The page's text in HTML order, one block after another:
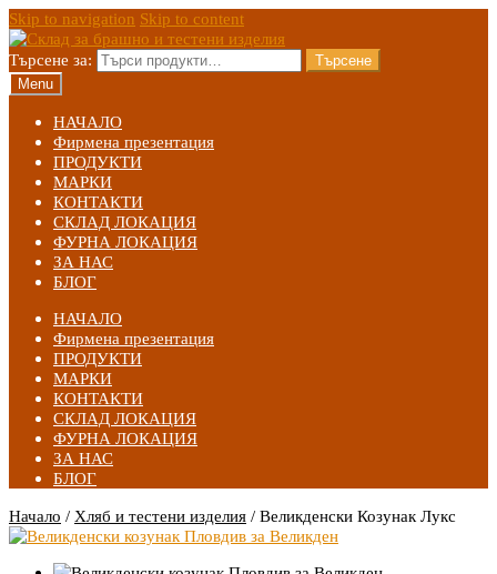
Skip to navigation Skip to content
Търсене за:
Търсене
Menu
НАЧАЛО
Фирмена презентация
ПРОДУКТИ
МАРКИ
КОНТАКТИ
СКЛАД ЛОКАЦИЯ
ФУРНА ЛОКАЦИЯ
ЗА НАС
БЛОГ
НАЧАЛО
Фирмена презентация
ПРОДУКТИ
МАРКИ
КОНТАКТИ
СКЛАД ЛОКАЦИЯ
ФУРНА ЛОКАЦИЯ
ЗА НАС
БЛОГ
Начало / Хляб и тестени изделия / Великденски Козунак Лукс